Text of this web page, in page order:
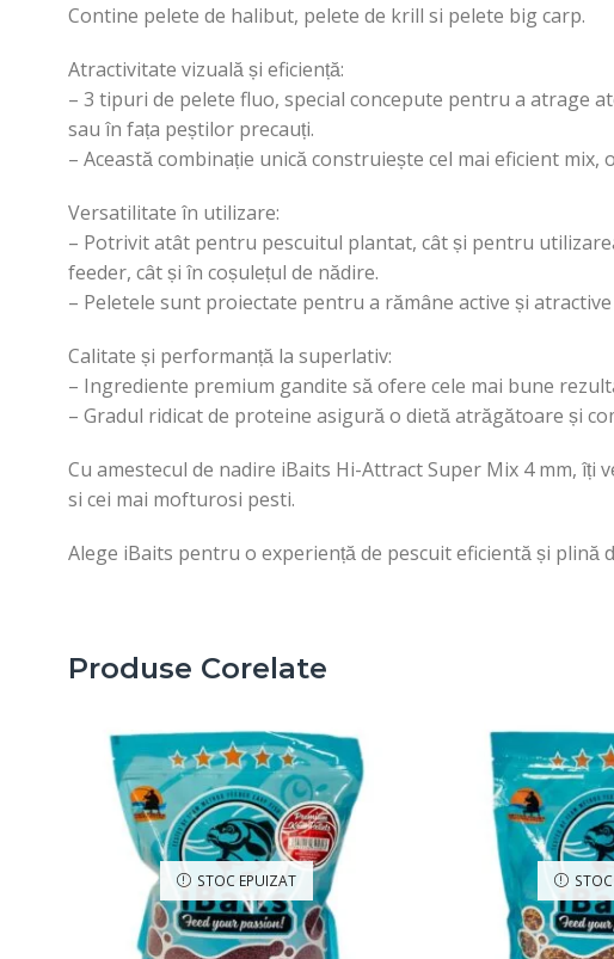
Contine pelete de halibut, pelete de krill si pelete big carp.
Atractivitate vizuală și eficiență:
– 3 tipuri de pelete fluo, special concepute pentru a atrage
sau în fața peștilor precauți.
– Această combinație unică construiește cel mai eficient
Versatilitate în utilizare:
– Potrivit atât pentru pescuitul plantat, cât și pentru
feeder, cât și în coșulețul de nădire.
– Peletele sunt proiectate pentru a rămâne active și
Calitate și performanță la superlativ:
– Ingrediente premium gandite să ofere cele mai bune
– Gradul ridicat de proteine asigură o dietă atrăgătoare și
Cu amestecul de nadire iBaits Hi-Attract Super Mix 4 mm,
si cei mai mofturosi pesti.
Alege iBaits pentru o experiență de pescuit eficientă și plină
Produse Corelate
STOC EPUIZAT